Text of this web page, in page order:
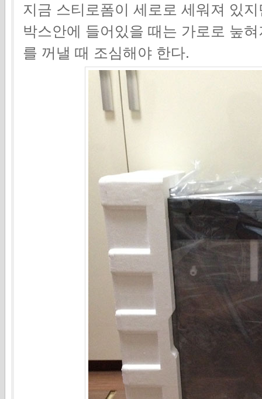
지금 스티로폼이 세로로 세워져 있지
박스안에 들어있을 때는 가로로 눞
를 꺼낼 때 조심해야 한다.